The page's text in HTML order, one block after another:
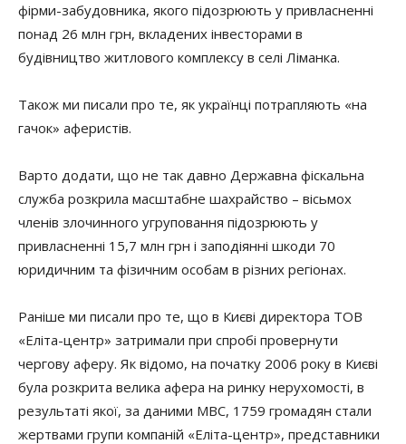
фірми-забудовника, якого підозрюють у привласненні
понад 26 млн грн, вкладених інвесторами в
будівництво житлового комплексу в селі Ліманка.
Також ми писали про те, як українці потрапляють «на
гачок» аферистів.
Варто додати, що не так давно Державна фіскальна
служба розкрила масштабне шахрайство – вісьмох
членів злочинного угруповання підозрюють у
привласненні 15,7 млн грн і заподіянні шкоди 70
юридичним та фізичним особам в різних регіонах.
Раніше ми писали про те, що в Києві директора ТОВ
«Еліта-центр» затримали при спробі провернути
чергову аферу. Як відомо, на початку 2006 року в Києві
була розкрита велика афера на ринку нерухомості, в
результаті якої, за даними МВС, 1759 громадян стали
жертвами групи компаній «Еліта-центр», представники